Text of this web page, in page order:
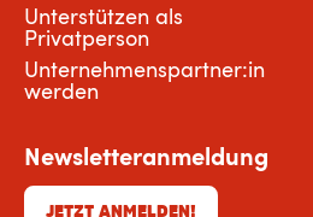
Unterstützen als
Privatperson
Unternehmenspartner:in
werden
Newsletteranmeldung
JETZT ANMELDEN!